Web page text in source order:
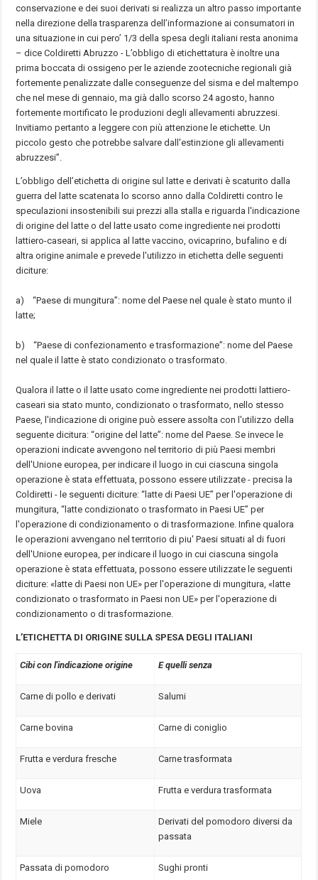
conservazione e dei suoi derivati si realizza un altro passo importante
nella direzione della trasparenza dell’informazione ai consumatori in
una situazione in cui pero’ 1/3 della spesa degli italiani resta anonima
– dice Coldiretti Abruzzo - L’obbligo di etichettatura è inoltre una
prima boccata di ossigeno per le aziende zootecniche regionali già
fortemente penalizzate dalle conseguenze del sisma e del maltempo
che nel mese di gennaio, ma già dallo scorso 24 agosto, hanno
fortemente mortificato le produzioni degli allevamenti abruzzesi.
Invitiamo pertanto a leggere con più attenzione le etichette. Un
piccolo gesto che potrebbe salvare dall'estinzione gli allevamenti
abruzzesi”.
L’obbligo dell’etichetta di origine sul latte e derivati è scaturito dalla
guerra del latte scatenata lo scorso anno dalla Coldiretti contro le
speculazioni insostenibili sui prezzi alla stalla e riguarda l'indicazione
di origine del latte o del latte usato come ingrediente nei prodotti
lattiero-caseari, si applica al latte vaccino, ovicaprino, bufalino e di
altra origine animale e prevede l'utilizzo in etichetta delle seguenti
diciture:
a) “Paese di mungitura”: nome del Paese nel quale è stato munto il
latte;
b) “Paese di confezionamento e trasformazione”: nome del Paese
nel quale il latte è stato condizionato o trasformato.
Qualora il latte o il latte usato come ingrediente nei prodotti lattiero-
caseari sia stato munto, condizionato o trasformato, nello stesso
Paese, l'indicazione di origine può essere assolta con l'utilizzo della
seguente dicitura: “origine del latte”: nome del Paese. Se invece le
operazioni indicate avvengono nel territorio di più Paesi membri
dell'Unione europea, per indicare il luogo in cui ciascuna singola
operazione è stata effettuata, possono essere utilizzate - precisa la
Coldiretti - le seguenti diciture: “latte di Paesi UE” per l'operazione di
mungitura, “latte condizionato o trasformato in Paesi UE” per
l'operazione di condizionamento o di trasformazione. Infine qualora
le operazioni avvengano nel territorio di piu' Paesi situati al di fuori
dell'Unione europea, per indicare il luogo in cui ciascuna singola
operazione è stata effettuata, possono essere utilizzate le seguenti
diciture: «latte di Paesi non UE» per l'operazione di mungitura, «latte
condizionato o trasformato in Paesi non UE» per l'operazione di
condizionamento o di trasformazione.
L’ETICHETTA DI ORIGINE SULLA SPESA DEGLI ITALIANI
Cibi con l'indicazione origine E quelli senza
Carne di pollo e derivati Salumi
Carne bovina Carne di coniglio
Frutta e verdura fresche Carne trasformata
Uova Frutta e verdura trasformata
Miele
Derivati del pomodoro diversi da
passata
Passata di pomodoro Sughi pronti